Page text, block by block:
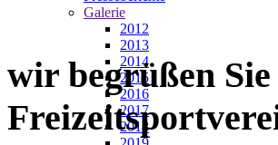
Galerie
2012
2013
2014
2015
2016
2017
2018
wir begrüßen